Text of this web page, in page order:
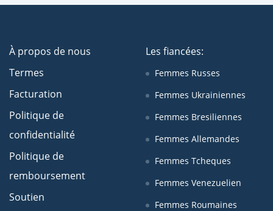
À propos de nous
Termes
Facturation
Politique de
confidentialité
Politique de
remboursement
Soutien
Les fiancées:
Femmes Russes
Femmes Ukrainiennes
Femmes Bresiliennes
Femmes Allemandes
Femmes Tcheques
Femmes Venezuelien
Femmes Roumaines